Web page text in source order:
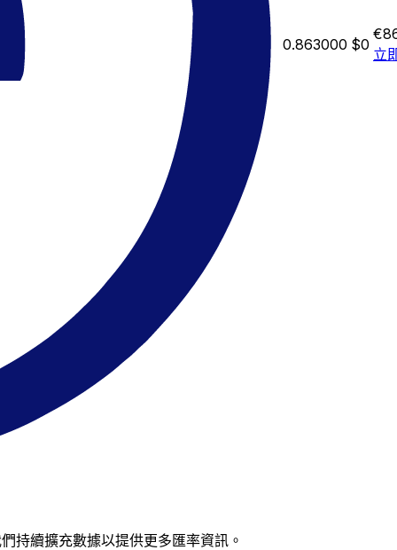
0.863000 $0
立
持續擴充數據以提供更多匯率資訊。